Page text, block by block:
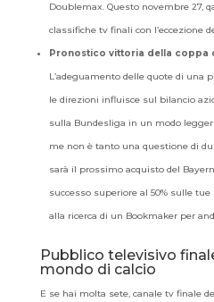
Doublemax. Questo novembre 27,
classifiche tv finali con l’eccezione
Pronostico vittoria della coppa
L’adeguamento delle quote di una
le direzioni influisce sul bilancio
sulla Bundesliga in un modo
me non è tanto una questione di
sarà il prossimo acquisto del
successo superiore al 50% sulle
alla ricerca di un Bookmaker per
Pubblico televisivo
mondo di calcio
E se hai molta sete, canale tv finale